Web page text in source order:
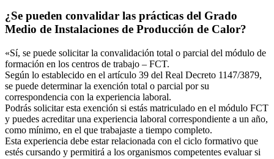
¿Se pueden convalidar las prácticas del Grado
Medio de Instalaciones de Producción de Calor?
«Sí, se puede solicitar la convalidación total o parcial del módulo de
formación en los centros de trabajo – FCT.
Según lo establecido en el artículo 39 del Real Decreto 1147/3879,
se puede determinar la exención total o parcial por su
correspondencia con la experiencia laboral.
Podrás solicitar esta exención si estás matriculado en el módulo FCT
y puedes acreditar una experiencia laboral correspondiente a un año,
como mínimo, en el que trabajaste a tiempo completo.
Esta experiencia debe estar relacionada con el ciclo formativo que
estés cursando y permitirá a los organismos competentes evaluar si